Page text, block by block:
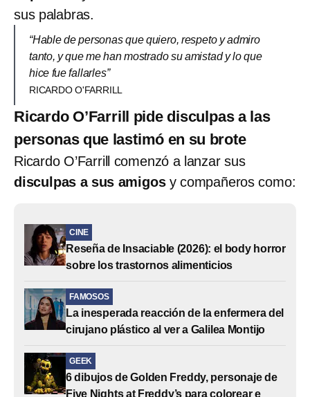
sus palabras.
“Hable de personas que quiero, respeto y admiro
tanto, y que me han mostrado su amistad y lo que
hice fue fallarles”
RICARDO O'FARRILL
Ricardo O’Farrill pide disculpas a las
personas que lastimó en su brote
Ricardo O’Farrill comenzó a lanzar sus
disculpas a sus amigosy compañeros como:
CINE
Reseña de Insaciable (2026): el body horror
sobre los trastornos alimenticios
FAMOSOS
La inesperada reacción de la enfermera del
cirujano plástico al ver a Galilea Montijo
GEEK
6 dibujos de Golden Freddy, personaje de
Five Nights at Freddy’s para colorear e